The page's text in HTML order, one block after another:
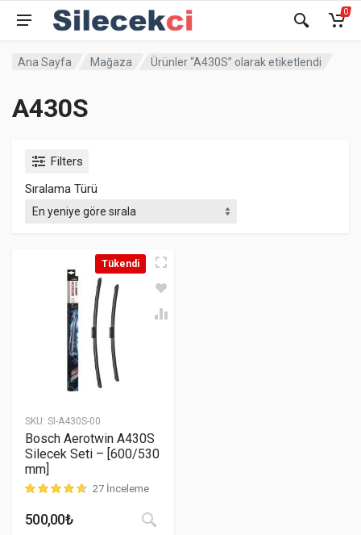
0
Ana Sayfa Mağaza Ürünler “A430S” olarak etiketlendi
A430S
Filters
Sıralama Türü
Tükendi
SKU: SI-A430S-00
Bosch Aerotwin A430S
Silecek Seti – [600/530
mm]
27 İnceleme
500,00₺